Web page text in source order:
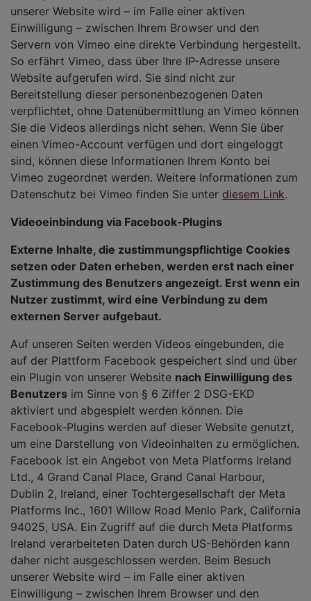
unserer Website wird – im Falle einer aktiven
Einwilligung – zwischen Ihrem Browser und den
Servern von Vimeo eine direkte Verbindung hergestellt.
So erfährt Vimeo, dass über Ihre IP-Adresse unsere
Website aufgerufen wird. Sie sind nicht zur
Bereitstellung dieser personenbezogenen Daten
verpflichtet, ohne Datenübermittlung an Vimeo können
Sie die Videos allerdings nicht sehen. Wenn Sie über
einen Vimeo-Account verfügen und dort eingeloggt
sind, können diese Informationen Ihrem Konto bei
Vimeo zugeordnet werden. Weitere Informationen zum
Datenschutz bei Vimeo finden Sie unter diesem Link.
Videoeinbindung via Facebook-Plugins
Externe Inhalte, die zustimmungspflichtige Cookies
setzen oder Daten erheben, werden erst nach einer
Zustimmung des Benutzers angezeigt. Erst wenn ein
Nutzer zustimmt, wird eine Verbindung zu dem
externen Server aufgebaut.
Auf unseren Seiten werden Videos eingebunden, die
auf der Plattform Facebook gespeichert sind und über
ein Plugin von unserer Website nach Einwilligung des
Benutzers im Sinne von § 6 Ziffer 2 DSG-EKD
aktiviert und abgespielt werden können. Die
Facebook-Plugins werden auf dieser Website genutzt,
um eine Darstellung von Videoinhalten zu ermöglichen.
Facebook ist ein Angebot von Meta Platforms Ireland
Ltd., 4 Grand Canal Place, Grand Canal Harbour,
Dublin 2, Ireland, einer Tochtergesellschaft der Meta
Platforms Inc., 1601 Willow Road Menlo Park, California
94025, USA. Ein Zugriff auf die durch Meta Platforms
Ireland verarbeiteten Daten durch US-Behörden kann
daher nicht ausgeschlossen werden. Beim Besuch
unserer Website wird – im Falle einer aktiven
Einwilligung – zwischen Ihrem Browser und den